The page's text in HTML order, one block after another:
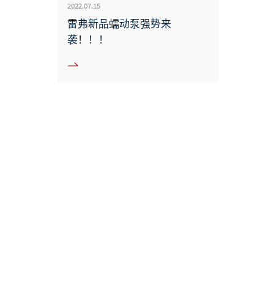
2022.07.15
雷弗新品蠕动泵强势来
袭！！！